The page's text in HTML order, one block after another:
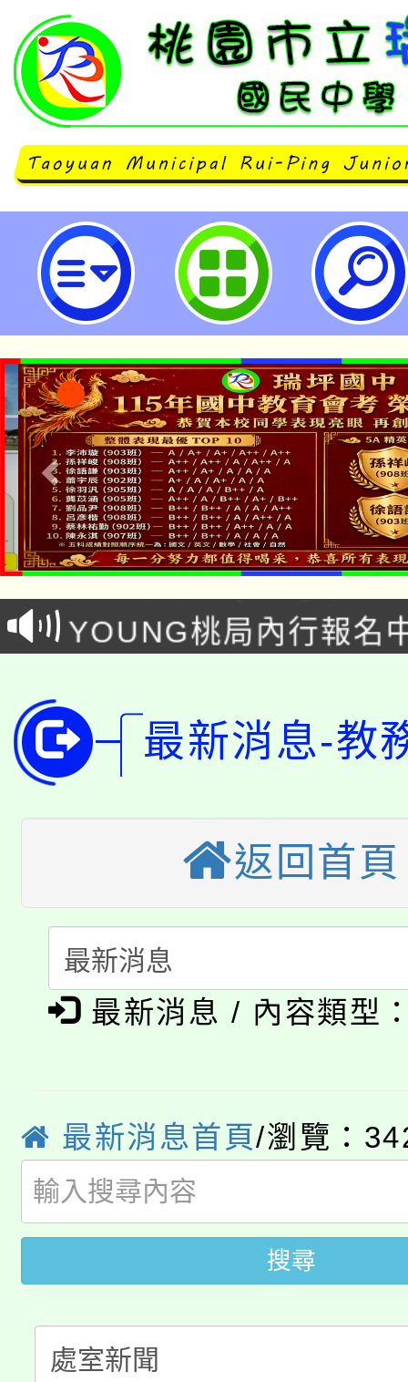
清華大學「114年中小學教育菁英
園市立瑞坪國民中學
「本色祭」8/29、30在
場熱烈登場!
8/21下午1時於龍潭區
徵才活動。
YOUNG桃局內行報名
8月14至27日，桃園電
開!
115年桃園市運動會8/
田徑場及游泳池舉行。
桃園市低收入戶享有免
半價優惠，詳情可洽有
者。
份教師增能研習
大溪自造教育及科技
淨零綠生活教案入校路
會
115年食農教育專業人
程
「本色祭」8/29、30在
場熱烈登場!
8/21下午1時於龍潭區
局官網。
8月14至27日，桃園電
開!
115年桃園市運動會8/
田徑場及游泳池舉行。
桃園市低收入戶享有免
視費優惠，中低收入戶
者。
大園自造教育及科技
份教師研習
淨零綠生活教案入校路
最新消息-教
返回首頁
最新消息 / 內容類型
最新消息首頁/瀏覽：
搜尋